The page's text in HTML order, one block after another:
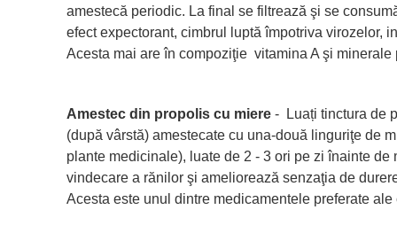
amestecă periodic. La final se filtrează şi se
efect expectorant, cimbrul luptă împotriva virozelor,
Acesta mai are în compoziţie vitamina A şi
Amestec din propolis cu miere - Luați tinctura de
(după vârstă) amestecate cu una-două linguriţe de
plante medicinale), luate de 2 - 3 ori pe zi înainte de
vindecare a rănilor şi ameliorează senzaţia de
Acesta este unul dintre medicamentele preferate ale